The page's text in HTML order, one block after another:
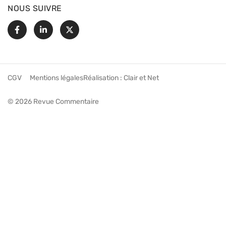
NOUS SUIVRE
FacebookLinkedin
X
© 2026 Revue Commentaire
CGV Mentions légalesRéalisation : Clair et Net